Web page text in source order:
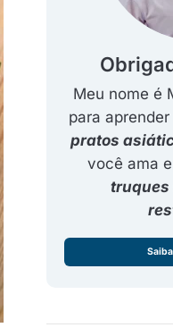
Meu nome é
para
pratos
você ama
truques